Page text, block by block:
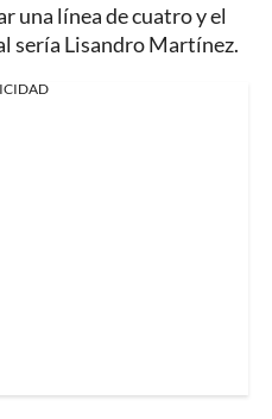
una línea de cuatro y el
sería Lisandro Martínez.